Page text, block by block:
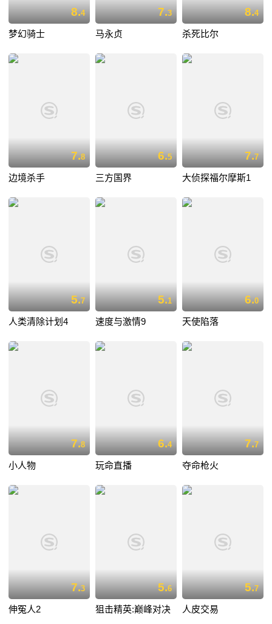
8.4
梦幻骑士
7.3
马永贞
8.4
杀死比尔
7.8
边境杀手
6.5
三方国界
7.7
大侦探福尔摩斯1
5.7
人类清除计划4
5.1
速度与激情9
6.0
天使陷落
7.8
小人物
6.4
玩命直播
7.7
夺命枪火
7.3
伸冤人2
5.6
狙击精英:巅峰对决
5.7
人皮交易